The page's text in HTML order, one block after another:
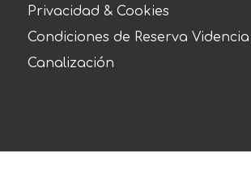
Privacidad & Cookies
Condiciones de Reserva Videncia
Canalización